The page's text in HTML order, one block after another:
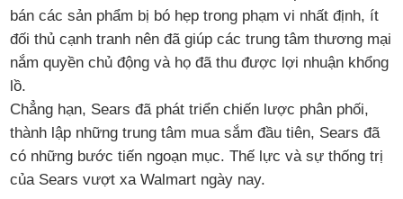
bán các sản phẩm bị bó hẹp trong phạm vi nhất định, ít
đối thủ cạnh tranh nên đã giúp các trung tâm thương mại
nắm quyền chủ động và họ đã thu được lợi nhuận khổng
lồ.
Chẳng hạn, Sears đã phát triển chiến lược phân phối,
thành lập những trung tâm mua sắm đầu tiên, Sears đã
có những bước tiến ngoạn mục. Thế lực và sự thống trị
của Sears vượt xa Walmart ngày nay.